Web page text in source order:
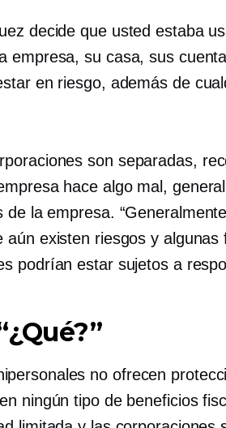
decide que usted estaba
empresa, su casa, sus
en riesgo, además de
son separadas,
hace algo mal,
de la empresa.
aún existen riesgos y
podrían estar sujetos a
no ofrecen
ningún tipo de beneficios